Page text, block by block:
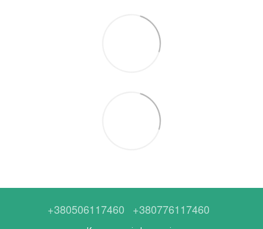
+380506117460 +380776117460